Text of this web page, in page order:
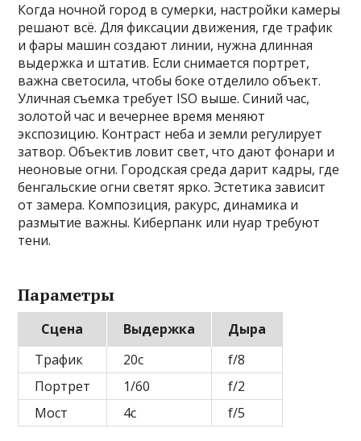
Когда ночной город в сумерки, настройки камеры
решают всё. Для фиксации движения, где трафик
и фары машин создают линии, нужна длинная
выдержка и штатив. Если снимается портрет,
важна светосила, чтобы боке отделило объект.
Уличная съемка требует ISO выше. Синий час,
золотой час и вечернее время меняют
экспозицию. Контраст неба и земли регулирует
затвор. Объектив ловит свет, что дают фонари и
неоновые огни. Городская среда дарит кадры, где
бенгальские огни светят ярко. Эстетика зависит
от замера. Композиция, ракурс, динамика и
размытие важны. Киберпанк или нуар требуют
тени.
Параметры
Сцена Выдержка
Дыра
Трафик
20с
f/8
Портрет
1/60
f/2
Мост
4с f/5